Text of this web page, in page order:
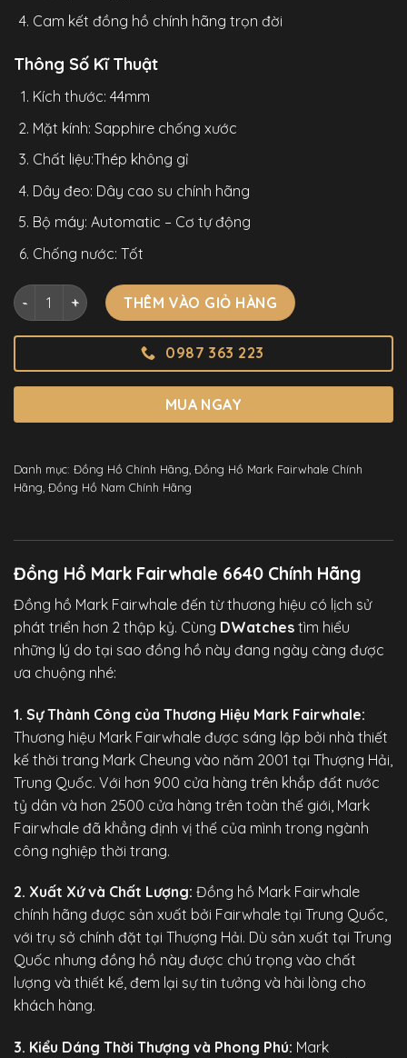
Cam kết đồng hồ chính hãng trọn đời
Thông Số Kĩ Thuật
Kích thước: 44mm
Mặt kính: Sapphire chống xước
Chất liệu:Thép không gỉ
Dây đeo: Dây cao su chính hãng
Bộ máy: Automatic – Cơ tự động
Chống nước: Tốt
Đồng Hồ Mark Fairwhale 6640 Chính Hãng Dáng Thùng
THÊM VÀO GIỎ HÀNG
0987 363 223
MUA NGAY
Danh mục: Đồng Hồ Chính Hãng, Đồng Hồ Mark Fairwhale Chính
Hãng, Đồng Hồ Nam Chính Hãng
Đồng Hồ Mark Fairwhale 6640 Chính Hãng
Đồng hồ Mark Fairwhale đến từ thương hiệu có lịch sử
phát triển hơn 2 thập kỷ. Cùng DWatches tìm hiểu
những lý do tại sao đồng hồ này đang ngày càng được
ưa chuộng nhé:
1. Sự Thành Công của Thương Hiệu Mark Fairwhale:
Thương hiệu Mark Fairwhale được sáng lập bởi nhà thiết
kế thời trang Mark Cheung vào năm 2001 tại Thượng Hải,
Trung Quốc. Với hơn 900 cửa hàng trên khắp đất nước
tỷ dân và hơn 2500 cửa hàng trên toàn thế giới, Mark
Fairwhale đã khẳng định vị thế của mình trong ngành
công nghiệp thời trang.
2. Xuất Xứ và Chất Lượng: Đồng hồ Mark Fairwhale
chính hãng được sản xuất bởi Fairwhale tại Trung Quốc,
với trụ sở chính đặt tại Thượng Hải. Dù sản xuất tại Trung
Quốc nhưng đồng hồ này được chú trọng vào chất
lượng và thiết kế, đem lại sự tin tưởng và hài lòng cho
khách hàng.
3. Kiểu Dáng Thời Thượng và Phong Phú: Mark